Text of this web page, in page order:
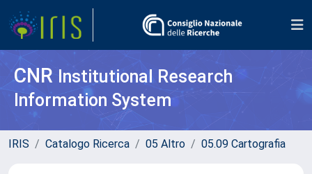
CNR Institutional Research
Information System
IRIS Catalogo Ricerca 05 Altro 05.09 Cartografia